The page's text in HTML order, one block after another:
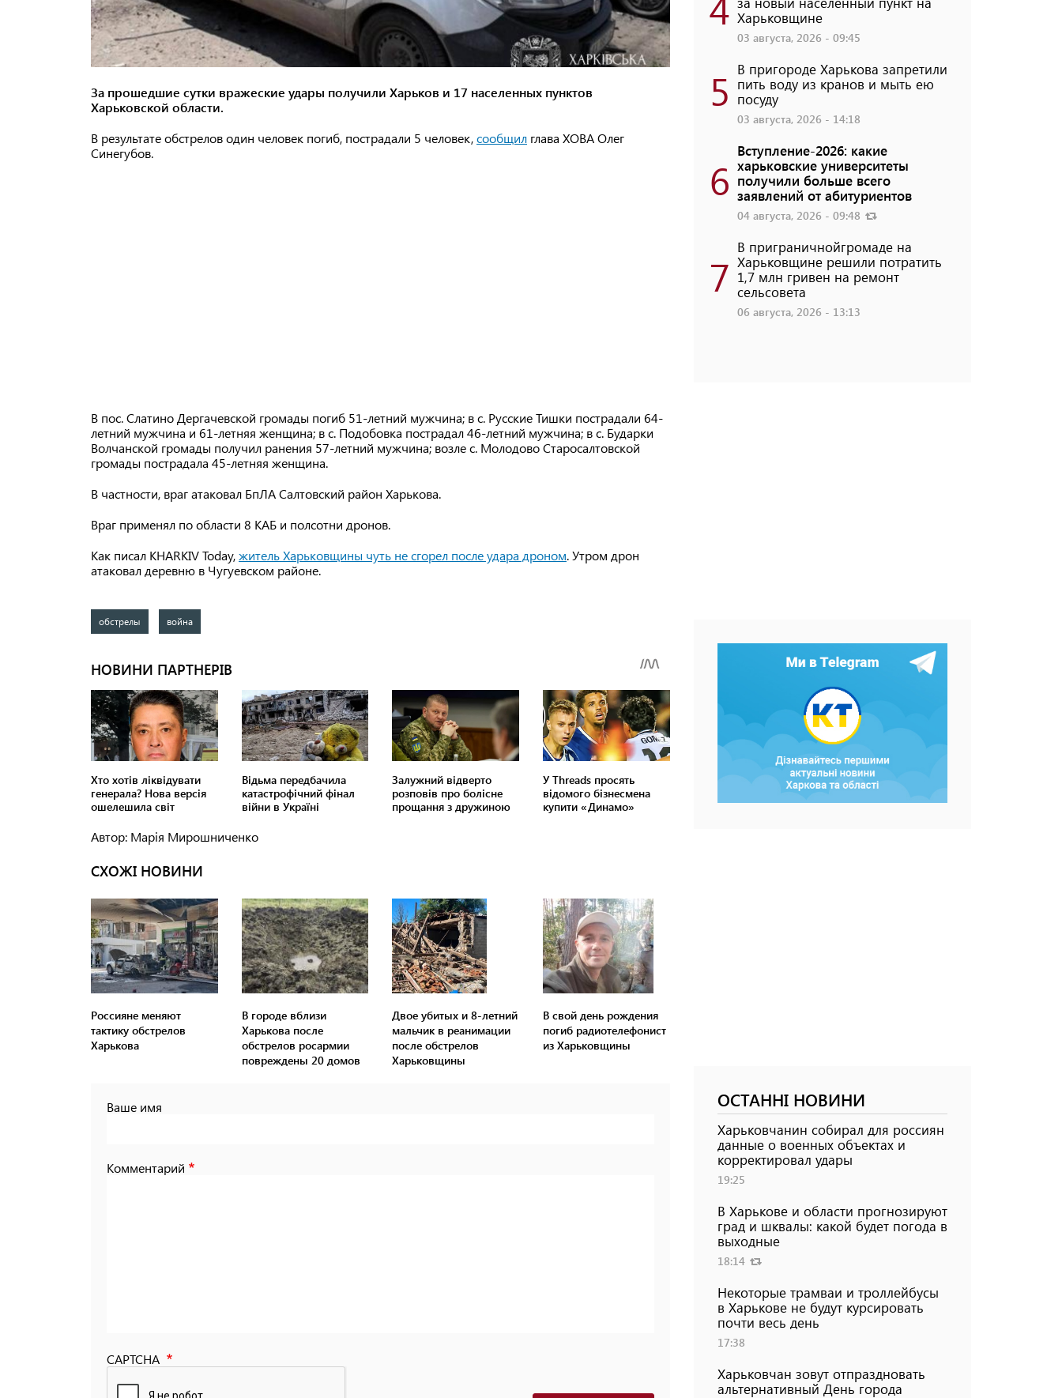
За прошедшие сутки вражеские удары получили Харьков и 17 населенных пунктов
Харьковской области.
В результате обстрелов один человек погиб, пострадали 5 человек,сообщил глава ХОВА Олег
Синегубов.
В пос. Слатино Дергачевской громады погиб 51-летний мужчина; в с. Русские Тишки пострадали 64-
летний мужчина и 61-летняя женщина; в с. Подобовка пострадал 46-летний мужчина; в с. Бударки
Волчанской громады получил ранения 57-летний мужчина; возле с. Молодово Старосалтовской
громады пострадала 45-летняя женщина.
В частности, враг атаковал БпЛА Салтовский район Харькова.
Враг применял по области 8 КАБ и полсотни дронов.
Как писал KHARKIV Today,житель Харьковщины чуть не сгорел после удара дроном. Утром дрон
атаковал деревню в Чугуевском районе.
обстрелы война
Автор: Марія Мирошниченко
СХОЖІ НОВИНИ
Россияне меняют
тактику обстрелов
Харькова
В городе вблизи
Харькова после
обстрелов росармии
повреждены 20 домов
Двое убитых и 8-летний
мальчик в реанимации
после обстрелов
Харьковщины
В свой день рождения
погиб радиотелефонист
из Харьковщины
Ваше имя
Комментарий
CAPTCHA
Харьковщине
03 августа, 2026 - 09:45
5 В пригороде Харькова запретили
пить воду из кранов и мыть ею
посуду
03 августа, 2026 - 14:18
6
Вступление-2026: какие
харьковские университеты
получили больше всего
заявлений от абитуриентов
04 августа, 2026 - 09:48
7
В приграничнойгромаде на
Харьковщине решили потратить
1,7 млн ​​гривен на ремонт
сельсовета
06 августа, 2026 - 13:13
ОСТАННІ НОВИНИ
Харьковчанин собирал для россиян
данные о военных объектах и ​​
корректировал удары
19:25
В Харькове и области прогнозируют
град и шквалы: какой будет погода в
выходные
18:14
Некоторые трамваи и троллейбусы
в Харькове не будут курсировать
почти весь день
17:38
Харьковчан зовут отпраздновать
альтернативный День города